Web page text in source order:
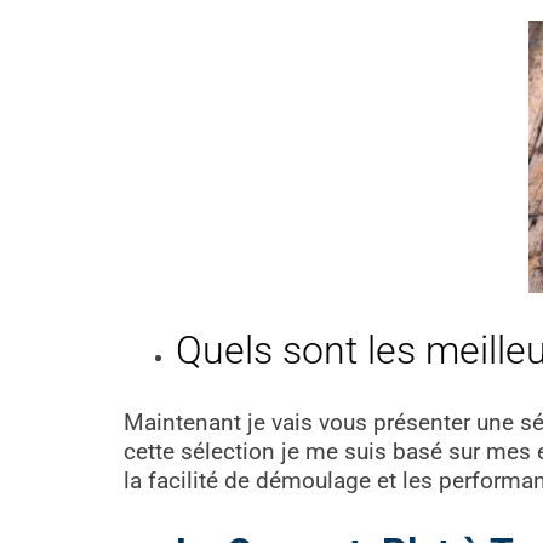
Quels sont les
Maintenant je vais vous présenter une
cette sélection je me suis basé sur
la facilité de démoulage et les